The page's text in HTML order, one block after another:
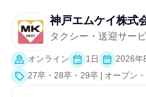
神戸エムケイ株式
タクシー・送迎サー
オンライン 1日
2026年
27卒・28卒・29卒 | オープン